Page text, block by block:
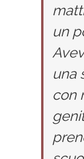
un
una
con